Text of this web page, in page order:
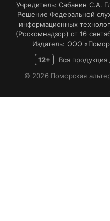
Учредитель: Сабанин С.А.
Решение Федеральной
информационных
(Роскомнадзор) от 16
Издатель: ООО
12+
Вся
© 2026 Поморская